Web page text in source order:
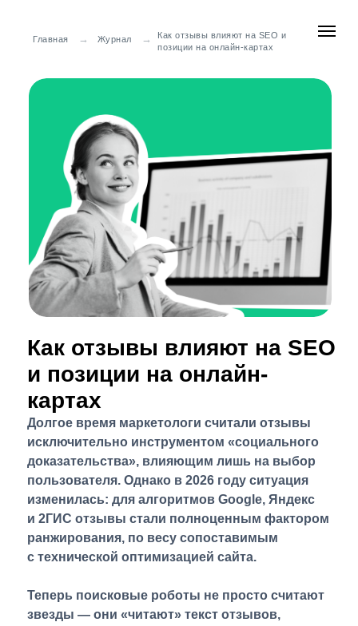
Журнал
Главная →
Как отзывы влияют на SEO и
позиции на онлайн-картах
→
Как отзывы влияют на SEO
и позиции на онлайн-
картах
Долгое время маркетологи считали отзывы
исключительно инструментом «социального
доказательства», влияющим лишь на выбор
пользователя. Однако в 2026 году ситуация
изменилась: для алгоритмов Google, Яндекс
и 2ГИС отзывы стали полноценным фактором
ранжирования, по весу сопоставимым
с технической оптимизацией сайта.
Теперь поисковые роботы не просто считают
звезды — они «читают» текст отзывов,